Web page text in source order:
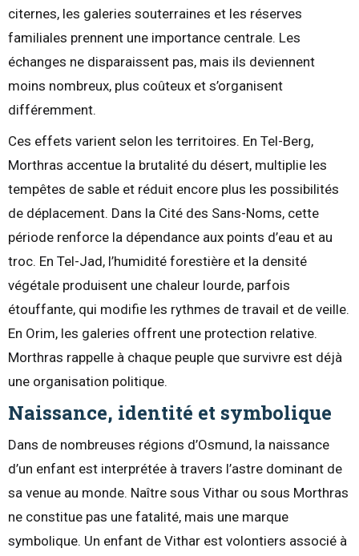
citernes, les galeries souterraines et les réserves
familiales prennent une importance centrale. Les
échanges ne disparaissent pas, mais ils deviennent
moins nombreux, plus coûteux et s’organisent
différemment.
Ces effets varient selon les territoires. En Tel-Berg,
Morthras accentue la brutalité du désert, multiplie les
tempêtes de sable et réduit encore plus les possibilités
de déplacement. Dans la Cité des Sans-Noms, cette
période renforce la dépendance aux points d’eau et au
troc. En Tel-Jad, l’humidité forestière et la densité
végétale produisent une chaleur lourde, parfois
étouffante, qui modifie les rythmes de travail et de veille.
En Orim, les galeries offrent une protection relative.
Morthras rappelle à chaque peuple que survivre est déjà
une organisation politique.
Naissance, identité et symbolique
Dans de nombreuses régions d’Osmund, la naissance
d’un enfant est interprétée à travers l’astre dominant de
sa venue au monde. Naître sous Vithar ou sous Morthras
ne constitue pas une fatalité, mais une marque
symbolique. Un enfant de Vithar est volontiers associé à